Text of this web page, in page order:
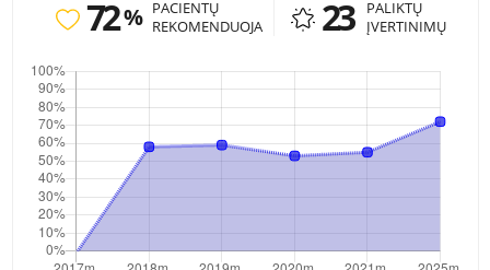
72 % PACIENTŲ
REKOMENDUOJA
23
PALIKTŲ
ĮVERTINIMŲ